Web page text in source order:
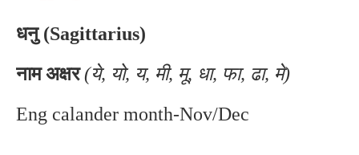
धनु (Sagittarius)
नाम अक्षर(ये, यो, य, मी, मू, धा, फा, ढा, मे)
Eng calander month-Nov/Dec